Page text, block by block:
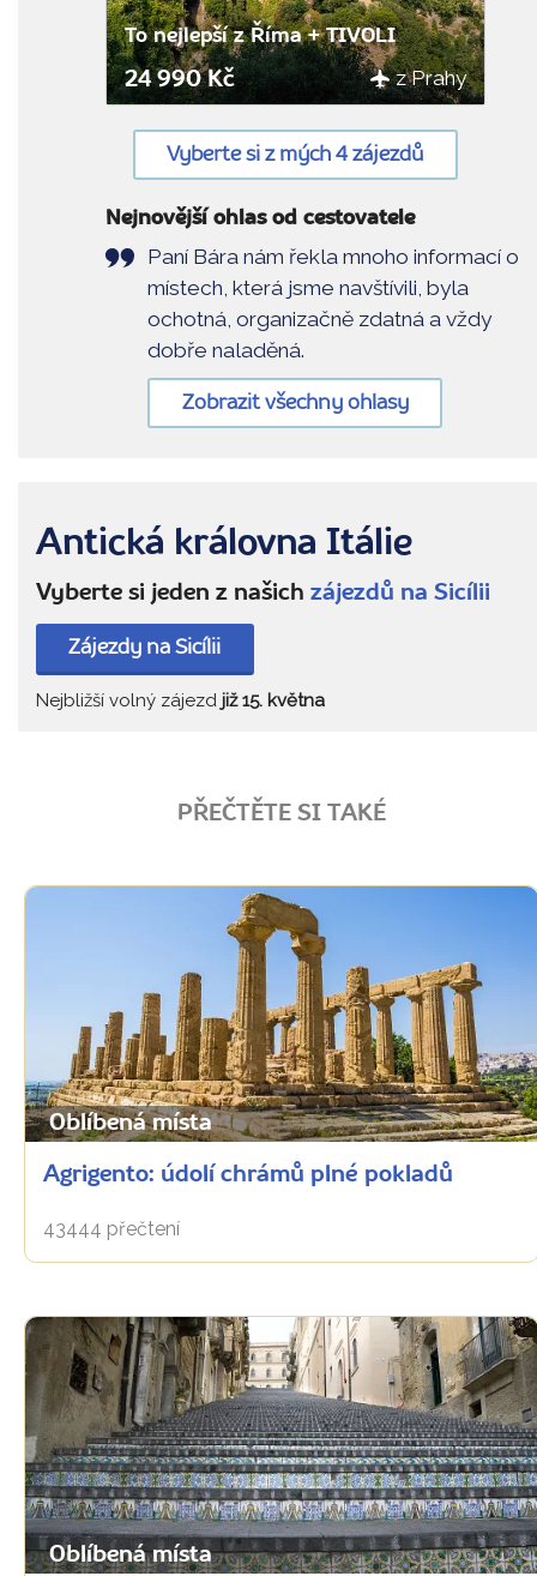
To nejlepší z Říma + TIVOLI
24 990 Kč z Prahy
Vyberte si z mých 4 zájezdů
Nejnovější ohlas od cestovatele
Paní Bára nám řekla mnoho informací o
místech, která jsme navštívili, byla
ochotná, organizačně zdatná a vždy
dobře naladěná.
Zobrazit všechny ohlasy
Antická královna Itálie
Vyberte si jeden z našich zájezdů na Sicílii
Zájezdy na Sicílii
Nejbližší volný zájezd již 15. května
PŘEČTĚTE SI TAKÉ
Oblíbená místa
Agrigento: údolí chrámů plné pokladů
43444 přečtení
Oblíbená místa